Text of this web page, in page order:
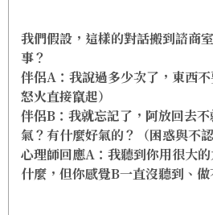
我們假設，這樣的對話搬到諮商
事？
伴侶A：我說過多少次了，東西
怒火直接竄起）
伴侶B：我就忘記了，阿放回去
氣？有什麼好氣的？（困惑與不認
心理師回應A：我聽到你用很大
什麼，但你感覺B一直沒聽到、